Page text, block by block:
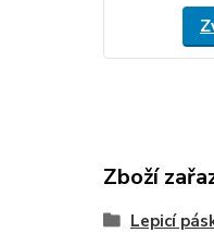
Zboží
Lepicí